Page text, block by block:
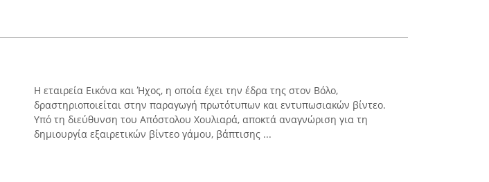
Η εταιρεία Εικόνα και Ήχος, η οποία έχει την έδρα της στον Βόλο,
δραστηριοποιείται στην παραγωγή πρωτότυπων και εντυπωσιακών βίντεο.
Υπό τη διεύθυνση του Απόστολου Χουλιαρά, αποκτά αναγνώριση για τη
δημιουργία εξαιρετικών βίντεο γάμου, βάπτισης ...